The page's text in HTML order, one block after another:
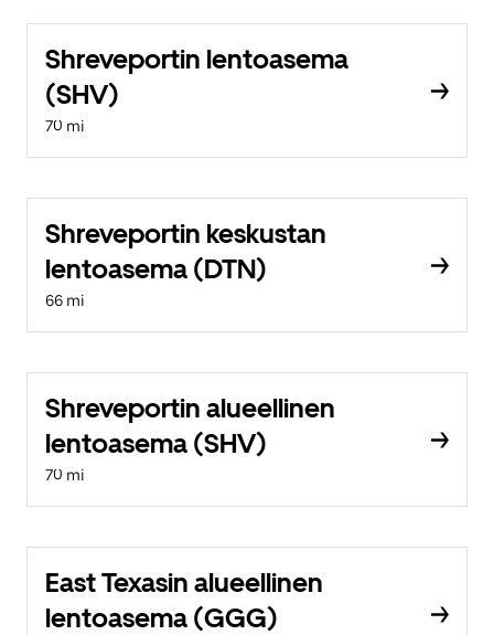
Shreveportin lentoasema
(SHV)
70 mi
Shreveportin keskustan
lentoasema (DTN)
66 mi
Shreveportin alueellinen
lentoasema (SHV)
70 mi
East Texasin alueellinen
lentoasema (GGG)